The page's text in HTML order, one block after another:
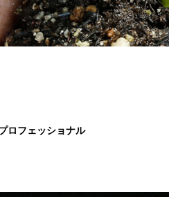
ロフェッショナル